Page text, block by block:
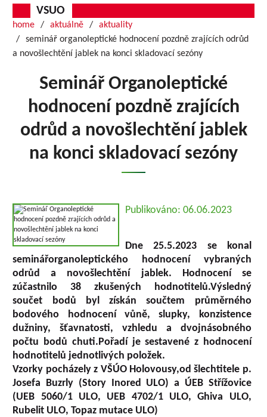
VSUO
home aktuálně
aktuality
seminář organoleptické hodnocení pozdně zrajících odrůd
a novošlechtění jablek na konci skladovací sezóny
Seminář Organoleptické
hodnocení pozdně zrajících
odrůd a novošlechtění jablek
na konci skladovací sezóny
Publikováno: 06.06.2023
Dne 25.5.2023 se konal
seminářorganoleptického hodnocení vybraných
odrůd a novošlechtění jablek. Hodnocení se
zúčastnilo 38 zkušených hodnotitelů.Výsledný
součet bodů byl získán součtem průměrného
bodového hodnocení vůně, slupky, konzistence
dužniny, šťavnatosti, vzhledu a dvojnásobného
počtu bodů chuti.Pořadí je sestavené z hodnocení
hodnotitelů jednotlivých položek.
Vzorky pocházely z VŠÚO Holovousy,od šlechtitele p.
Josefa Buzrly (Story Inored ULO) a ÚEB Střížovice
(UEB 5060/1 ULO, UEB 4702/1 ULO, Ghiva ULO,
Rubelit ULO, Topaz mutace ULO)